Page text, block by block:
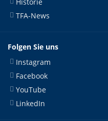
TFA-News
Folgen Sie uns
Instagram
Facebook
YouTube
LinkedIn